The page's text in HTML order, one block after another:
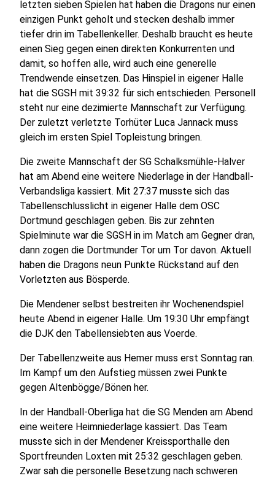
letzten sieben Spielen hat haben die Dragons nur einen
einzigen Punkt geholt und stecken deshalb immer
tiefer drin im Tabellenkeller. Deshalb braucht es heute
einen Sieg gegen einen direkten Konkurrenten und
damit, so hoffen alle, wird auch eine generelle
Trendwende einsetzen. Das Hinspiel in eigener Halle
hat die SGSH mit 39:32 für sich entschieden. Personell
steht nur eine dezimierte Mannschaft zur Verfügung.
Der zuletzt verletzte Torhüter Luca Jannack muss
gleich im ersten Spiel Topleistung bringen.
Die zweite Mannschaft der SG Schalksmühle-Halver
hat am Abend eine weitere Niederlage in der Handball-
Verbandsliga kassiert. Mit 27:37 musste sich das
Tabellenschlusslicht in eigener Halle dem OSC
Dortmund geschlagen geben. Bis zur zehnten
Spielminute war die SGSH in im Match am Gegner dran,
dann zogen die Dortmunder Tor um Tor davon. Aktuell
haben die Dragons neun Punkte Rückstand auf den
Vorletzten aus Bösperde.
Die Mendener selbst bestreiten ihr Wochenendspiel
heute Abend in eigener Halle. Um 19:30 Uhr empfängt
die DJK den Tabellensiebten aus Voerde.
Der Tabellenzweite aus Hemer muss erst Sonntag ran.
Im Kampf um den Aufstieg müssen zwei Punkte
gegen Altenbögge/Bönen her.
In der Handball-Oberliga hat die SG Menden am Abend
eine weitere Heimniederlage kassiert. Das Team
musste sich in der Mendener Kreissporthalle den
Sportfreunden Loxten mit 25:32 geschlagen geben.
Zwar sah die personelle Besetzung nach schweren